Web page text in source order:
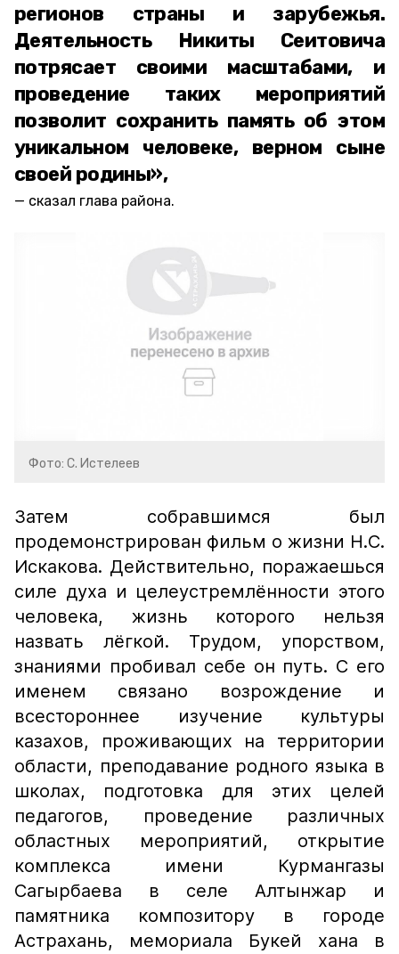
регионов страны и зарубежья.
Деятельность Никиты Сеитовича
потрясает своими масштабами, и
проведение таких мероприятий
позволит сохранить память об этом
уникальном человеке, верном сыне
своей родины»,
сказал глава района.
Фото: С. Истелеев
Затем собравшимся был
продемонстрирован фильм о жизни Н.С.
Искакова. Действительно, поражаешься
силе духа и целеустремлённости этого
человека, жизнь которого нельзя
назвать лёгкой. Трудом, упорством,
знаниями пробивал себе он путь. С его
именем связано возрождение и
всестороннее изучение культуры
казахов, проживающих на территории
области, преподавание родного языка в
школах, подготовка для этих целей
педагогов, проведение различных
областных мероприятий, открытие
комплекса имени Курмангазы
Сагырбаева в селе Алтынжар и
памятника композитору в городе
Астрахань, мемориала Букей хана в